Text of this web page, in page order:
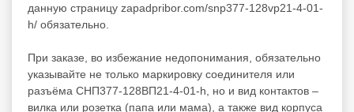
данную страницу zapadpribor.com/snp377-128vp21-4-01-
h/ обязательно.
При заказе, во избежание недопонимания, обязательно
указывайте не только маркировку соединителя или
разъёма СНП377-128ВП21-4-01-h, но и вид контактов –
вилка или розетка (папа или мама), а также вид корпуса